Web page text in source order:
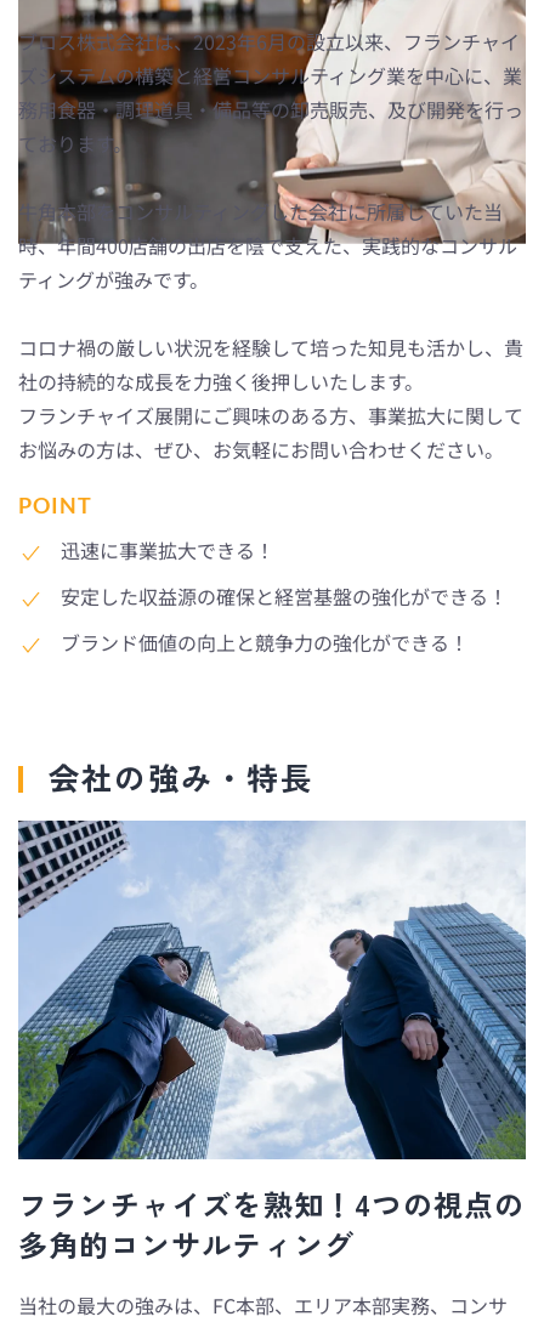
ブロス株式会社は、2023年6月の設立以来、フランチャイ
ズシステムの構築と経営コンサルティング業を中心に、業
務用食器・調理道具・備品等の卸売販売、及び開発を行っ
ております。
牛角本部をコンサルティングした会社に所属していた当
時、年間400店舗の出店を陰で支えた、実践的なコンサル
ティングが強みです。
コロナ禍の厳しい状況を経験して培った知見も活かし、貴
社の持続的な成長を力強く後押しいたします。
フランチャイズ展開にご興味のある方、事業拡大に関して
お悩みの方は、ぜひ、お気軽にお問い合わせください。
POINT
迅速に事業拡大できる！
安定した収益源の確保と経営基盤の強化ができる！
ブランド価値の向上と競争力の強化ができる！
会社の強み・特長
フランチャイズを熟知！4つの視点の
多角的コンサルティング
当社の最大の強みは、FC本部、エリア本部実務、コンサ